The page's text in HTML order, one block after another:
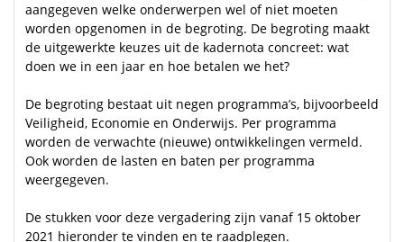
aangegeven welke onderwerpen wel of niet moeten
worden opgenomen in de begroting. De begroting maakt
de uitgewerkte keuzes uit de kadernota concreet: wat
doen we in een jaar en hoe betalen we het?
De begroting bestaat uit negen programma’s, bijvoorbeeld
Veiligheid, Economie en Onderwijs. Per programma
worden de verwachte (nieuwe) ontwikkelingen vermeld.
Ook worden de lasten en baten per programma
weergegeven.
De stukken voor deze vergadering zijn vanaf 15 oktober
2021 hieronder te vinden en te raadplegen.